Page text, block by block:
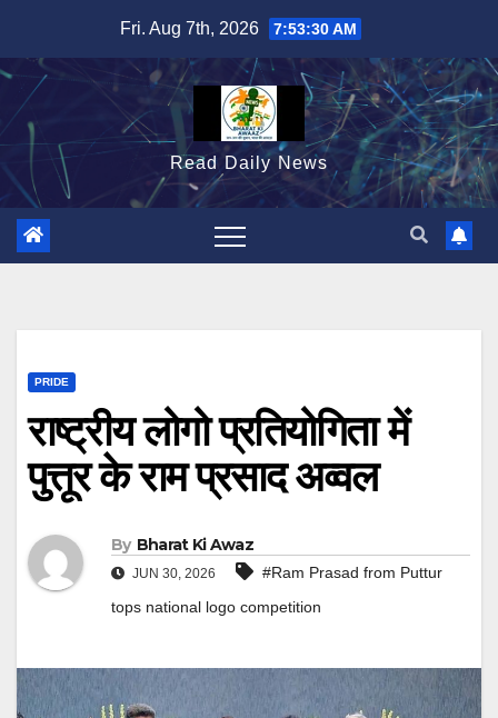
content
Fri. Aug 7th, 2026 7:53:31 AM
Read Daily News
PRIDE
राष्ट्रीय लोगो प्रतियोगिता में
पुत्तूर के राम प्रसाद अव्वल
By Bharat Ki Awaz
JUN 30, 2026
#Ram Prasad from Puttur
tops national logo competition